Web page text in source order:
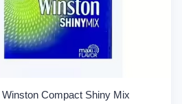
Compact Shiny Mix